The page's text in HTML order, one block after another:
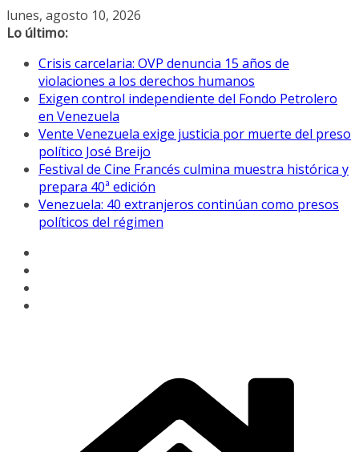
Saltar
al
lunes, agosto 10, 2026
Lo último:
Crisis carcelaria: OVP denuncia 15 años de
violaciones a los derechos humanos
Exigen control independiente del Fondo Petrolero
en Venezuela
Vente Venezuela exige justicia por muerte del preso
político José Breijo
Festival de Cine Francés culmina muestra histórica y
prepara 40ª edición
Venezuela: 40 extranjeros continúan como presos
políticos del régimen